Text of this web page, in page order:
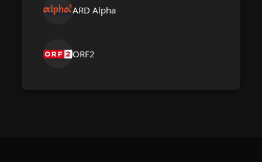
ARD Alpha
ORF2